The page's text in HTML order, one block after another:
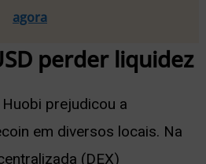
agora
perder liquidez
prejudicou a
em diversos locais. Na
(DEX)